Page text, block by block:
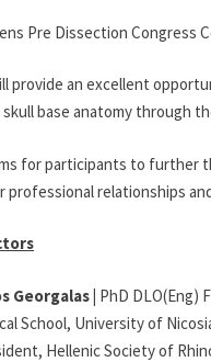
Pre Dissection Congress
provide an excellent
base anatomy through
for participants to further
relationships
Georgalas| PhD DLO(Eng)
School, University of
Hellenic Society of